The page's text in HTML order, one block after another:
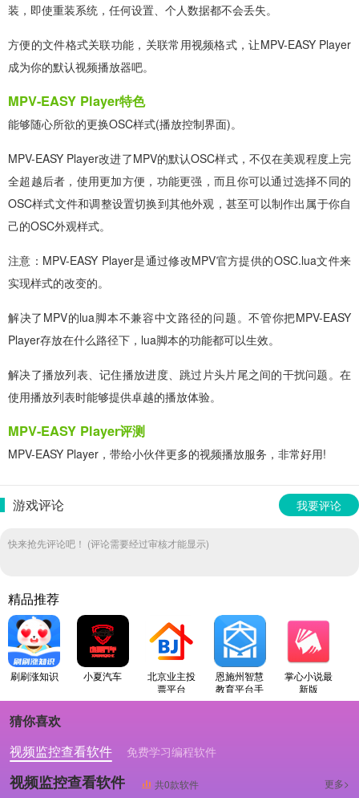
装，即使重装系统，任何设置、个人数据都不会丢失。
方便的文件格式关联功能，关联常用视频格式，让MPV-EASY Player
成为你的默认视频播放器吧。
MPV-EASY Player特色
能够随心所欲的更换OSC样式(播放控制界面)。
MPV-EASY Player改进了MPV的默认OSC样式，不仅在美观程度上完
全超越后者，使用更加方便，功能更强，而且你可以通过选择不同的
OSC样式文件和调整设置切换到其他外观，甚至可以制作出属于你自
己的OSC外观样式。
注意：MPV-EASY Player是通过修改MPV官方提供的OSC.lua文件来
实现样式的改变的。
解决了MPV的lua脚本不兼容中文路径的问题。不管你把MPV-EASY
Player存放在什么路径下，lua脚本的功能都可以生效。
解决了播放列表、记住播放进度、跳过片头片尾之间的干扰问题。在
使用播放列表时能够提供卓越的播放体验。
MPV-EASY Player评测
MPV-EASY Player，带给小伙伴更多的视频播放服务，非常好用!
游戏评论 我要评论
快来抢先评论吧！ (评论需要经过审核才能显示)
精品推荐
刷刷涨知识 小夏汽车
北京业主投
票平台
恩施州智慧
教育平台手
机版
掌心小说最
新版
猜你喜欢
视频监控查看软件
免费学习编程软件
专业做婚礼策划的软件
视频监控查看软件 共0款软件 更多>